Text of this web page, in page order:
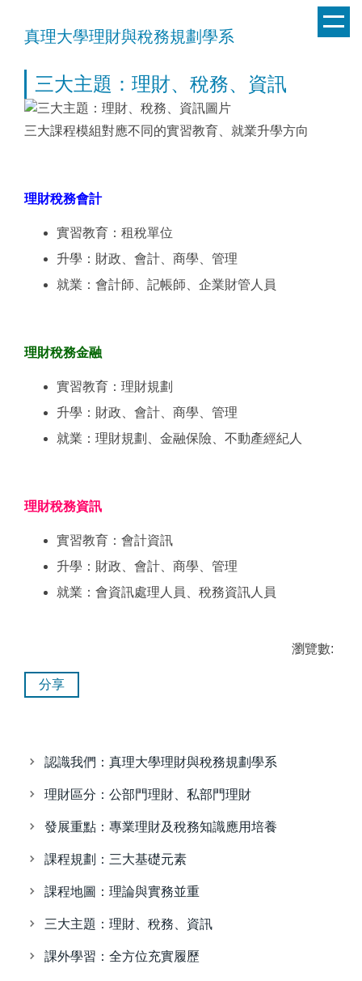
真理大學理財與稅務規劃學系
三大主題：理財、稅務、資訊
三大課程模組對應不同的實習教育、就業升學方向
理財稅務會計
實習教育：租稅單位
升學：財政、會計、商學、管理
就業：會計師、記帳師、企業財管人員
理財稅務金融
實習教育：理財規劃
升學：財政、會計、商學、管理
就業：理財規劃、金融保險、不動產經紀人
理財稅務資訊
實習教育：會計資訊
升學：財政、會計、商學、管理
就業：會資訊處理人員、稅務資訊人員
瀏覽數:
分享
認識我們：真理大學理財與稅務規劃學系
理財區分：公部門理財、私部門理財
發展重點：專業理財及稅務知識應用培養
課程規劃：三大基礎元素
課程地圖：理論與實務並重
三大主題：理財、稅務、資訊
課外學習：全方位充實履歷